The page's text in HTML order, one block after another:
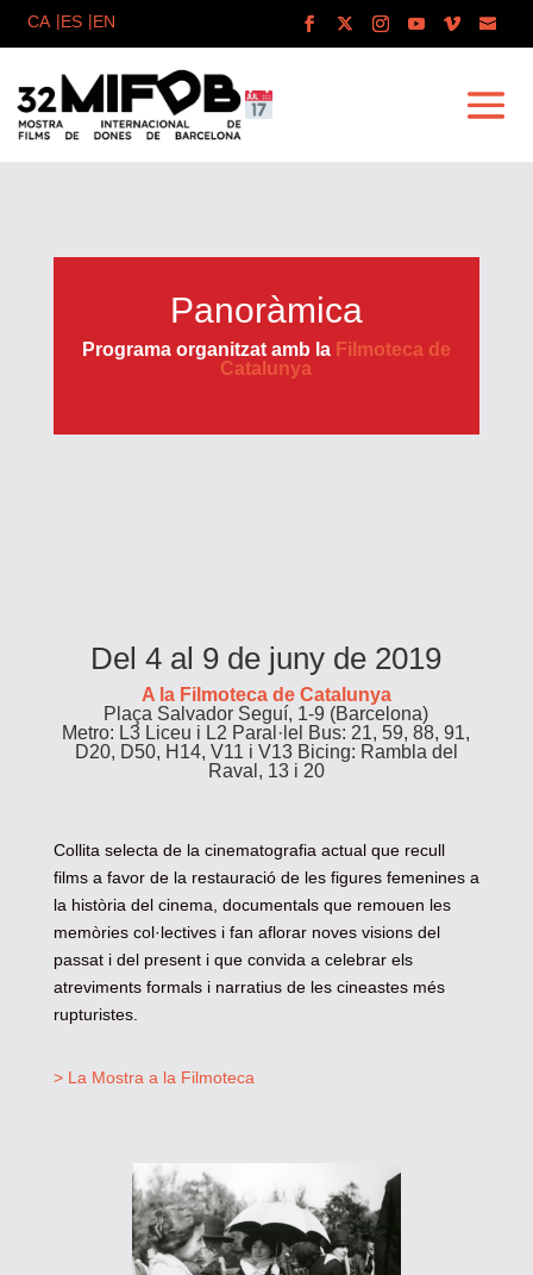
Panoràmica
Programa organitzat amb la Filmoteca de
Catalunya
Del 4 al 9 de juny de 2019
A la Filmoteca de Catalunya
Plaça Salvador Seguí, 1-9 (Barcelona)
Metro: L3 Liceu i L2 Paral·lel Bus: 21, 59, 88, 91,
D20, D50, H14, V11 i V13 Bicing: Rambla del
Raval, 13 i 20
Collita selecta de la cinematografia actual que recull
films a favor de la restauració de les figures femenines a
la història del cinema, documentals que remouen les
memòries col·lectives i fan aflorar noves visions del
passat i del present i que convida a celebrar els
atreviments formals i narratius de les cineastes més
rupturistes.
> La Mostra a la Filmoteca